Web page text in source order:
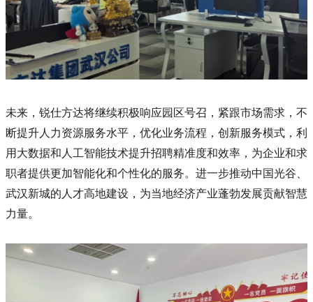
未来，锐仕方达将继续积极响应园区号召，紧跟市场需求，不
断提升人力资源服务水平，优化业务流程，创新服务模式，利
用大数据和人工智能技术提升招聘精准度和效率，为企业和求
职者提供更加智能化和个性化的服务。进一步推动中国光谷、
武汉新城的人才高地建设，为当地经济产业蓬勃发展贡献智慧
力量。